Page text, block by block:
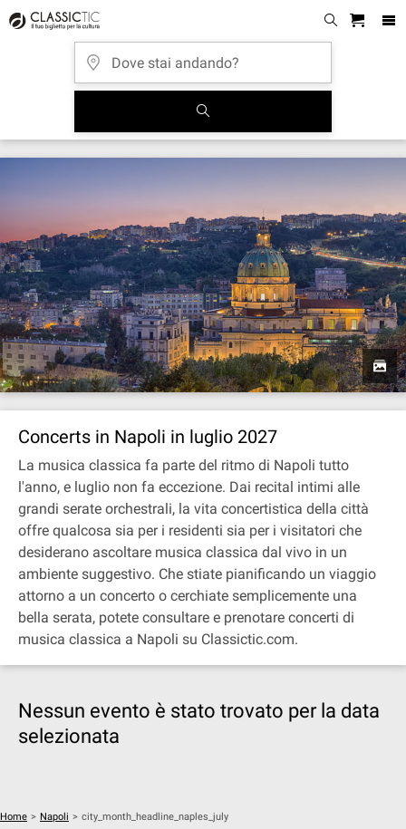
Concerts in Napoli in luglio 2027
La musica classica fa parte del ritmo di Napoli tutto
l'anno, e luglio non fa eccezione. Dai recital intimi alle
grandi serate orchestrali, la vita concertistica della città
offre qualcosa sia per i residenti sia per i visitatori che
desiderano ascoltare musica classica dal vivo in un
ambiente suggestivo. Che stiate pianificando un viaggio
attorno a un concerto o cerchiate semplicemente una
bella serata, potete consultare e prenotare concerti di
musica classica a Napoli su Classictic.com.
Nessun evento è stato trovato per la data
selezionata
Home > Napoli > city_month_headline_naples_july